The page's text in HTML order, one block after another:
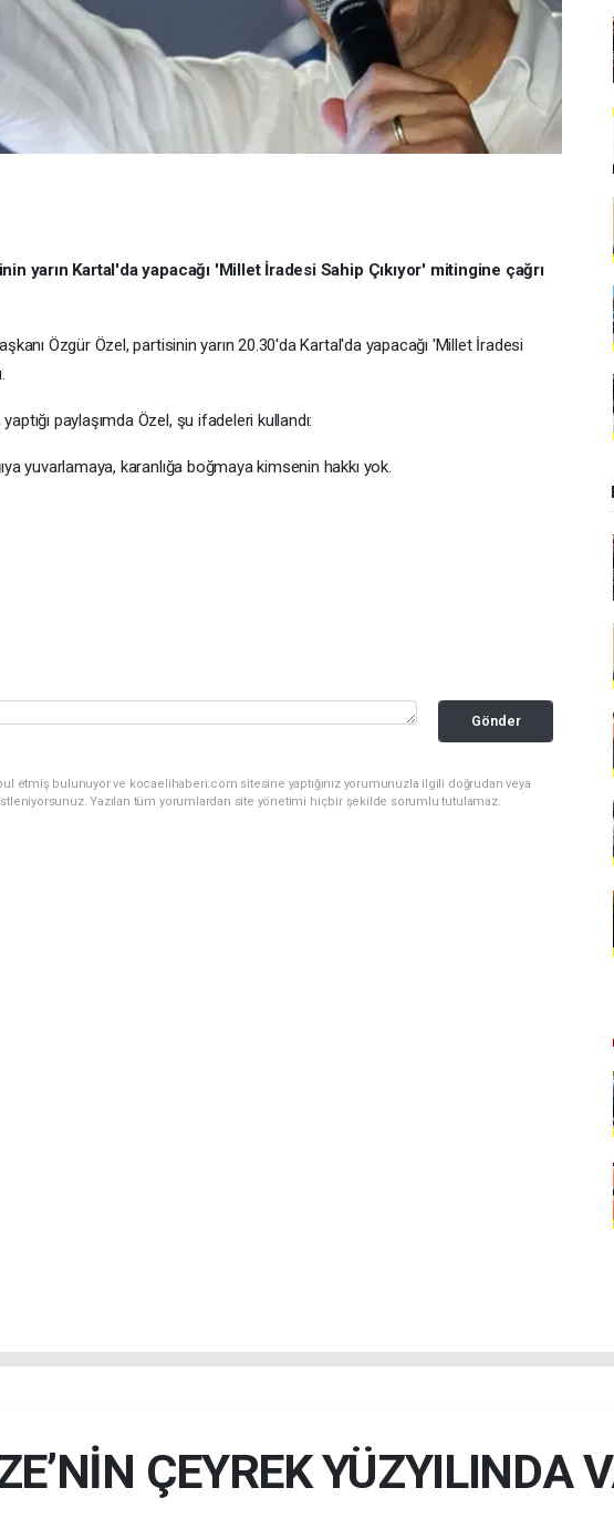
yarın Kartal'da yapacağı 'Millet İradesi Sahip Çıkıyor' mitingine çağrı
Özgür Özel, partisinin yarın 20.30'da Kartal'da yapacağı 'Millet İradesi
paylaşımda Özel, şu ifadeleri kullandı:
yuvarlamaya, karanlığa boğmaya kimsenin hakkı yok.
Gönder
etmiş bulunuyor ve kocaelihaberi.com sitesine yaptığınız yorumunuzla ilgili doğrudan veya
Yazılan tüm yorumlardan site yönetimi hiçbir şekilde sorumlu tutulamaz.
ÇEYREK YÜZYILINDA